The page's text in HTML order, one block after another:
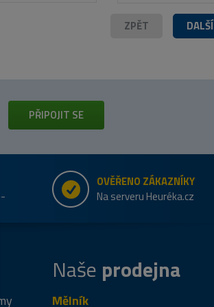
DALŠÍ
ZPĚT
PŘIPOJIT SE
OVĚŘENO ZÁKAZNÍKY
Na serveru Heuréka.cz
Naše prodejna
Mělník